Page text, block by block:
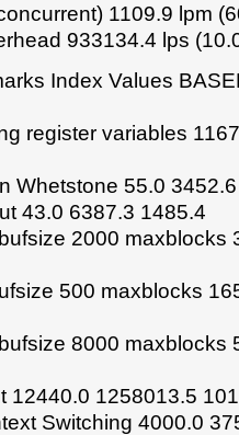
1109.9 lpm
933134.4 lps
Index Values
register variables
Whetstone 55.0
43.0 6387.3 1485.4
2000 maxblocks
500 maxblocks
8000 maxblocks
12440.0 1258013.5
Switching 4000.0